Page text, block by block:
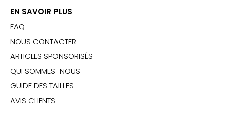
EN SAVOIR PLUS
FAQ
NOUS CONTACTER
ARTICLES SPONSORISÉS
QUI SOMMES-NOUS
GUIDE DES TAILLES
AVIS CLIENTS